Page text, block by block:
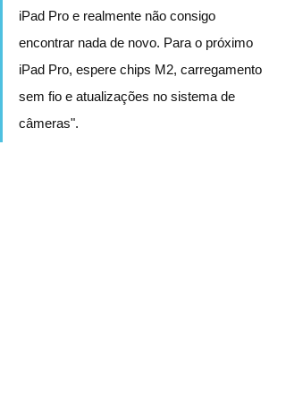
iPad Pro e realmente não consigo
encontrar nada de novo. Para o próximo
iPad Pro, espere chips M2, carregamento
sem fio e atualizações no sistema de
câmeras".